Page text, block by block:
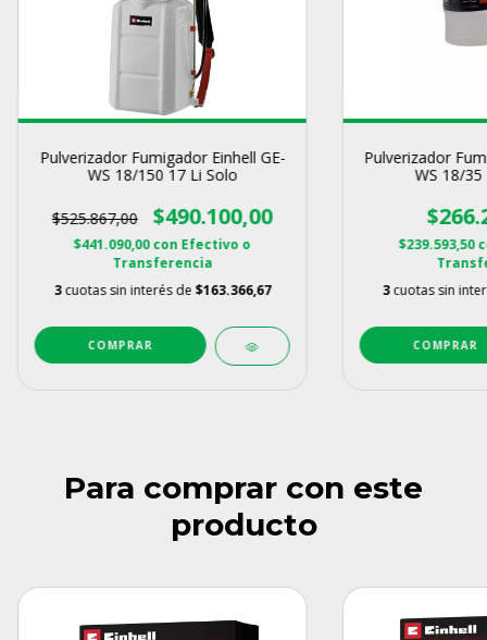
Pulverizador Fumigador Einhell GE-
WS 18/150 17 Li Solo
$525.867,00 $490.100,00
$441.090,00con Efectivo o
Transferencia
3 cuotas sin interés de$163.366,67
Pulverizador
WS 18/35
$239.593,50
3 cuotas sin
Para comprar con este
producto